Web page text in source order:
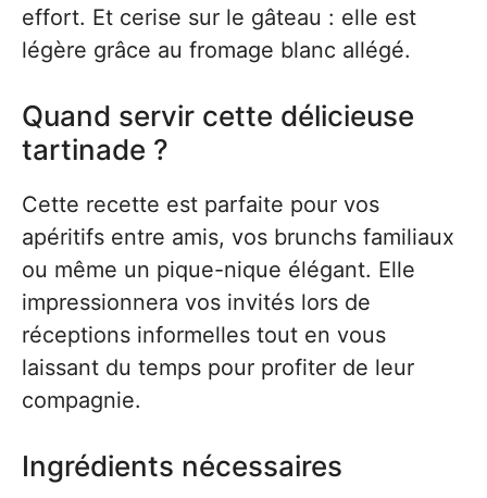
effort. Et cerise sur le gâteau : elle est
légère grâce au fromage blanc allégé.
Quand servir cette délicieuse
tartinade ?
Cette recette est parfaite pour vos
apéritifs entre amis, vos brunchs familiaux
ou même un pique-nique élégant. Elle
impressionnera vos invités lors de
réceptions informelles tout en vous
laissant du temps pour profiter de leur
compagnie.
Ingrédients nécessaires